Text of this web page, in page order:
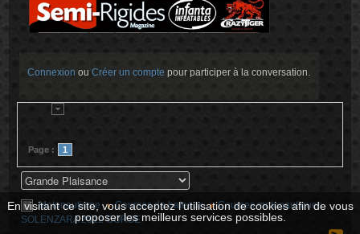
Connexion ouCréer un compte pour participer à la conversation.
Page : 1
Motonautisme Courses de bateaux
Courses motonautiques
SOLENZARA 2012 CORSE
En visitant ce site, vous acceptez l'utilisation de cookies afin de vous
proposer les meilleurs services possibles.